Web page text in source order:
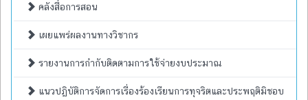
คลังสื่อการสอน
เผยแพร่ผลงานทางวิชากร
รายงานการกำกับติดตามการใช้จ่ายงบประมาณ
แนวปฏิบัติการจัดการเรื่องร้องเรียนการทุจริตและประพฤติมิชอบ